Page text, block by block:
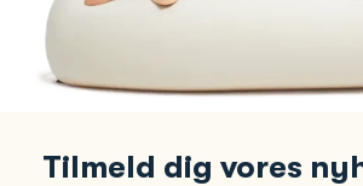
Tilmeld dig vores